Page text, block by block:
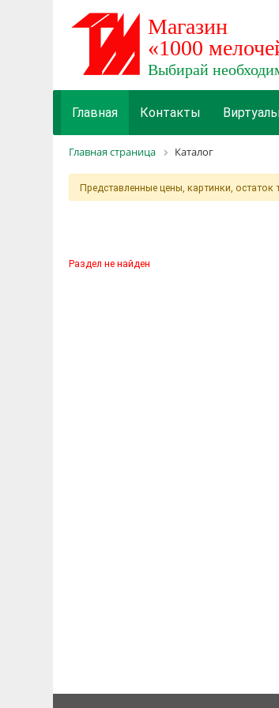
Главная Контакты
Главная страница Каталог
Представленные цены, картинки,
Раздел не найден